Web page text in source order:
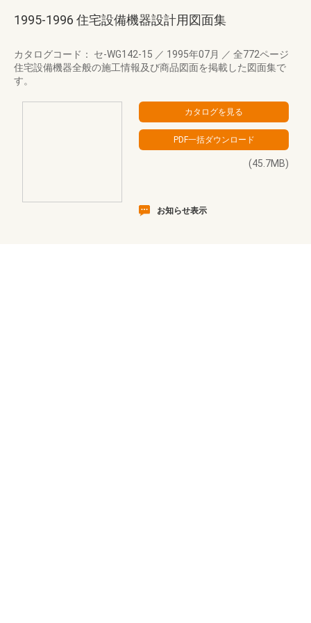
1995-1996 住宅設備機器設計用図面集
カタログコード： セ-WG142-15 ／ 1995年07月 ／ 全772ページ
住宅設備機器全般の施工情報及び商品図面を掲載した図面集で
す。
(45.7MB)
お知らせ表示